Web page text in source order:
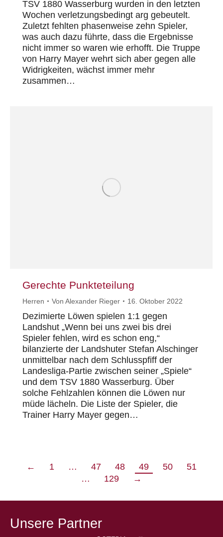
TSV 1880 Wasserburg wurden in den letzten
Wochen verletzungsbedingt arg gebeutelt.
Zuletzt fehlten phasenweise zehn Spieler,
was auch dazu führte, dass die Ergebnisse
nicht immer so waren wie erhofft. Die Truppe
von Harry Mayer wehrt sich aber gegen alle
Widrigkeiten, wächst immer mehr
zusammen…
Gerechte Punkteteilung
Herren Von Alexander Rieger 16. Oktober 2022
Dezimierte Löwen spielen 1:1 gegen
Landshut „Wenn bei uns zwei bis drei
Spieler fehlen, wird es schon eng,“
bilanzierte der Landshuter Stefan Alschinger
unmittelbar nach dem Schlusspfiff der
Landesliga-Partie zwischen seiner „Spiele“
und dem TSV 1880 Wasserburg. Über
solche Fehlzahlen können die Löwen nur
müde lächeln. Die Liste der Spieler, die
Trainer Harry Mayer gegen…
← 1 … 47 48 49 50
51
…
129 →
Unsere Partner